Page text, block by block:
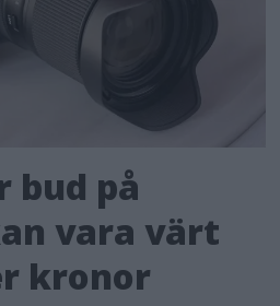
bud på
vara värt
kronor